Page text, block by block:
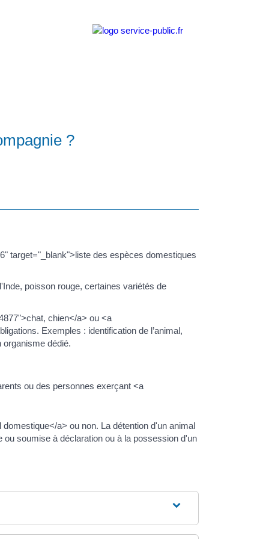
?
target="_blank">liste des espèces domestiques
poisson rouge, certaines variétés de
chien</a> ou <a
Exemples : identification de l’animal,
organisme dédié.
ou des personnes exerçant <a
a> ou non. La détention d'un animal
soumise à déclaration ou à la possession d'un